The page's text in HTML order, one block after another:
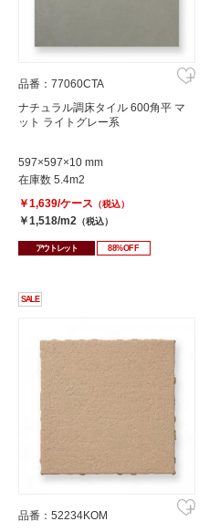
品番：77060CTA
ナチュラル調床タイル 600角平 マ
ット ライトグレー系
597×597×10 mm
在庫数 5.4m2
￥1,639/ケース （税込）
￥1,518/m2 （税込）
アウトレット 88%OFF
SALE
品番：52234KOM